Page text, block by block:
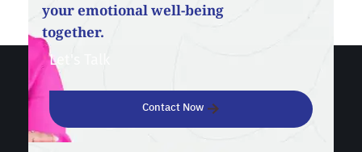
your emotional well-being
together.
Let's Talk
Contact Now